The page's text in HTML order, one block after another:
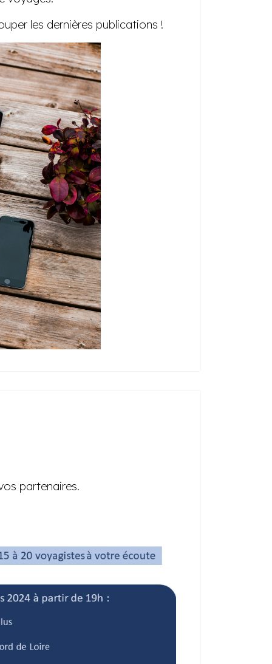
les dernières publications !
partenaires.